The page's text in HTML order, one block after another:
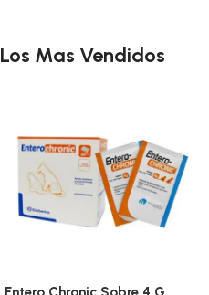
Los Mas Vendidos